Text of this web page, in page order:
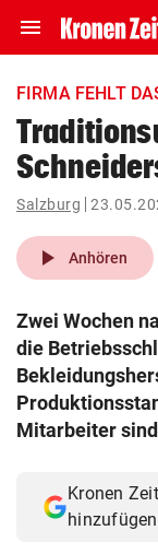
menu Navigation
ein-/
account_circle Anmelden
pin_drop
Wien
search
Suchbegriff
eingeben
© Krone
Muthgasse 2,
FIRMA FEHLT
Salzburg
play_arrow Anhören
Zwei Wochen
die
Mitarbeiter
Kronen
hinzufügen